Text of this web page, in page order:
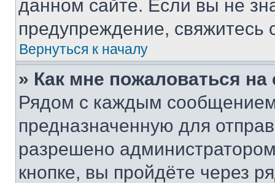
данном сайте. Если вы не
предупреждение,
Вернуться к началу
» Как мне пожаловаться
Рядом с каждым сообщением
предназначенную для
разрешено
кнопке, вы пройдёте через